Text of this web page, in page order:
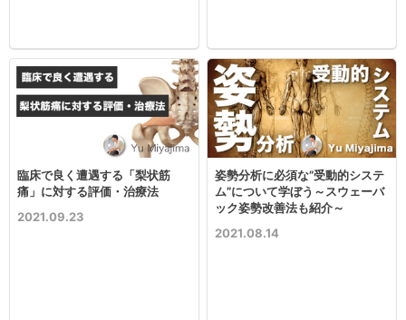
臨床で良く遭遇する「梨状筋
痛」に対する評価・治療法
2021.09.23
姿勢分析に必須な”受動的システ
ム”について学ぼう～スウェーバ
ック姿勢改善法も紹介～
2021.08.14